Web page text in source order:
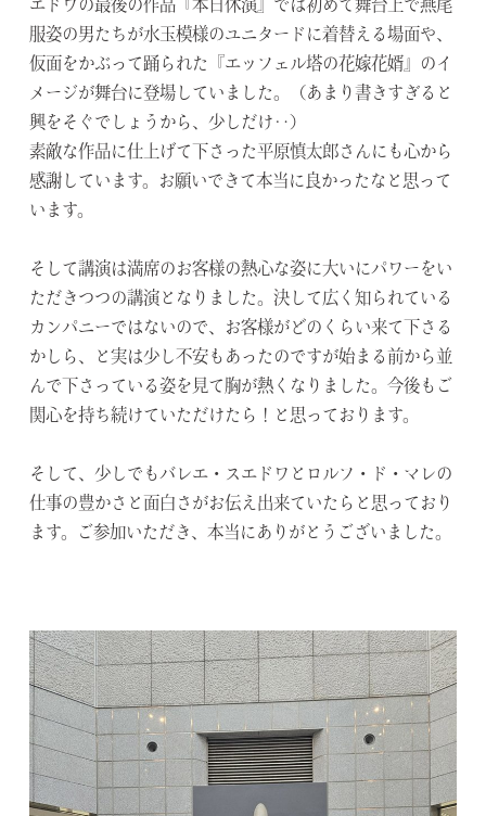
エドワの最後の作品『本日休演』では初めて舞台上で燕尾
服姿の男たちが水玉模様のユニタードに着替える場面や、
仮面をかぶって踊られた『エッフェル塔の花嫁花婿』のイ
メージが舞台に登場していました。（あまり書きすぎると
興をそぐでしょうから、少しだけ‥）
素敵な作品に仕上げて下さった平原慎太郎さんにも心から
感謝しています。お願いできて本当に良かったなと思って
います。
そして講演は満席のお客様の熱心な姿に大いにパワーをい
ただきつつの講演となりました。決して広く知られている
カンパニーではないので、お客様がどのくらい来て下さる
かしら、と実は少し不安もあったのですが始まる前から並
んで下さっている姿を見て胸が熱くなりました。今後もご
関心を持ち続けていただけたら！と思っております。
そして、少しでもバレエ・スエドワとロルフ・ド・マレの
仕事の豊かさと面白さがお伝え出来ていたらと思っており
ます。ご参加いただき、本当にありがとうございました。